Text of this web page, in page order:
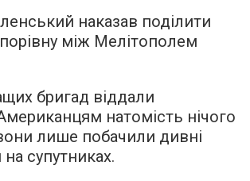
наказав поділити
між Мелітополем
бригад віддали
натомість нічого
лише побачили дивні
супутниках.